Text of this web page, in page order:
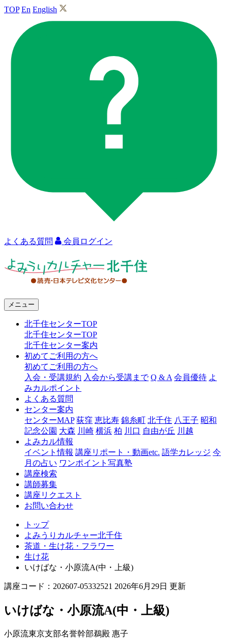
TOP En English
よくある質問 会員ログイン
ャ
千
メニュー
北千住センターTOP
北千住センターTOP
北千住センター案内
初めてご利用の方へ
初めてご利用の方へ
入会・受講規約 入会から受講まで Q & A 会員優待 よ
みカルポイント
よくある質問
センター案内
センターMAP 荻窪 恵比寿 錦糸町 北千住 八王子 昭和
記念公園 大森 川崎 横浜 柏 川口 自由が丘 川越
よみカル情報
イベント情報 講座リポート・動画etc. 語学カレッジ 今
月の占い ワンポイント写真塾
講座検索
講師募集
講座リクエスト
お問い合わせ
トップ
よみうりカルチャー北千住
茶道・生け花・フラワー
生け花
いけばな・小原流A(中・上級)
講座コード：202607-05332521 2026年6月29日 更新
いけばな・小原流A(中・上級)
小原流東京支部名誉幹部鵜殿 惠子